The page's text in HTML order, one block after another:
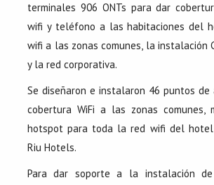
terminales 906 ONTs para dar
wifi y teléfono a las habitaciones del
wifi a las zonas comunes, la instalación
y la red corporativa.
Se diseñaron e instalaron 46 puntos de
cobertura WiFi a las zonas comunes,
hotspot para toda la red wifi del hotel
Riu Hotels.
Para dar soporte a la instalación